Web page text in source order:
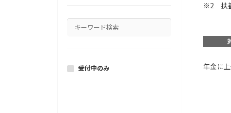
受付中のみ
※2 扶養
年金に